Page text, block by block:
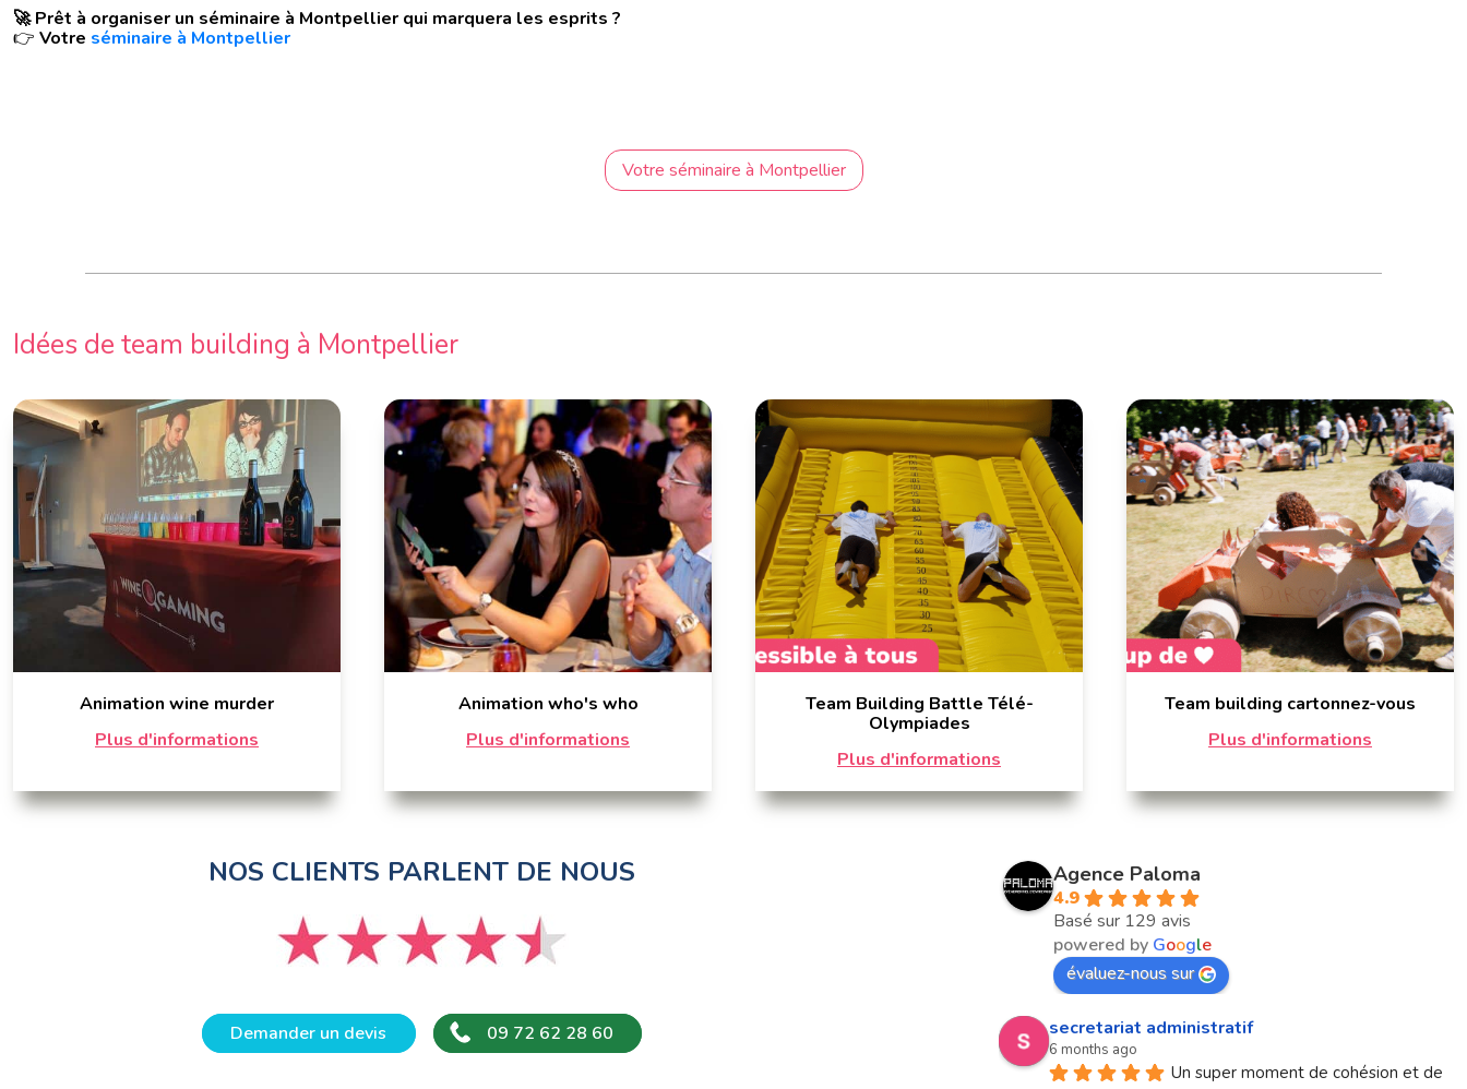
🚀 Prêt à organiser un séminaire à Montpellier qui marquera les esprits ?
👉 Votre séminaire à Montpellier
Votre séminaire à Montpellier
Idées de team building à Montpellier
Animation wine murder
Plus d'informations
Animation who's who
Plus d'informations
Team Building Battle Télé-
Olympiades
Plus d'informations
Team building cartonnez-vous
Plus d'informations
NOS CLIENTS PARLENT DE NOUS
Demander un devis 09 72 62 28 60
Agence Paloma
4.9
Basé sur 129 avis
powered by Google
évaluez-nous sur
secretariat administratif
6 months ago
Un super moment de cohésion et de